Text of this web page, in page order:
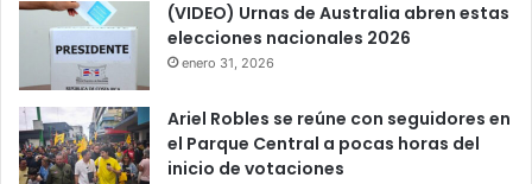
(VIDEO) Urnas de Australia abren estas
elecciones nacionales 2026
enero 31, 2026
Ariel Robles se reúne con seguidores en
el Parque Central a pocas horas del
inicio de votaciones